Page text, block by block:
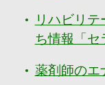
リハビリ
ち情報「セ
薬剤師のエ